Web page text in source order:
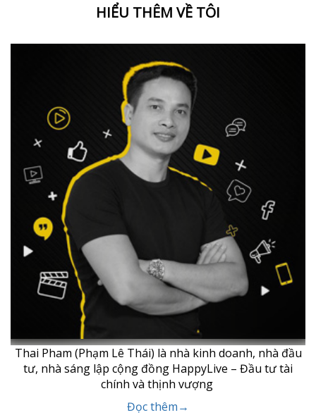
HIỂU THÊM VỀ TÔI
Thai Pham (Phạm Lê Thái) là nhà kinh doanh, nhà đầu
tư, nhà sáng lập cộng đồng HappyLive – Đầu tư tài
chính và thịnh vượng
Đọc thêm→